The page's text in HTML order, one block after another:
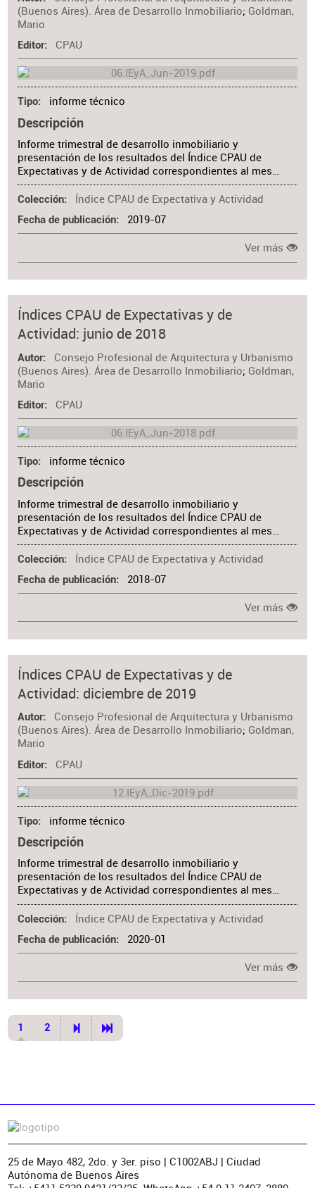
(Buenos Aires). Área de Desarrollo Inmobiliario; Goldman,
Mario
Editor CPAU
Tipo informe técnico
Descripción
Informe trimestral de desarrollo inmobiliario y
presentación de los resultados del Índice CPAU de
Expectativas y de Actividad correspondientes al mes…
Colección Índice CPAU de Expectativa y Actividad
Fecha de publicación 2019-07
Ver más
Índices CPAU de Expectativas y de
Actividad: junio de 2018
Autor
Consejo Profesional de Arquitectura y Urbanismo
(Buenos Aires). Área de Desarrollo Inmobiliario; Goldman,
Mario
Editor CPAU
Tipo informe técnico
Descripción
Informe trimestral de desarrollo inmobiliario y
presentación de los resultados del Índice CPAU de
Expectativas y de Actividad correspondientes al mes…
Colección Índice CPAU de Expectativa y Actividad
Fecha de publicación 2018-07
Ver más
Índices CPAU de Expectativas y de
Actividad: diciembre de 2019
Autor
Consejo Profesional de Arquitectura y Urbanismo
(Buenos Aires). Área de Desarrollo Inmobiliario; Goldman,
Mario
Editor CPAU
Tipo informe técnico
Descripción
Informe trimestral de desarrollo inmobiliario y
presentación de los resultados del Índice CPAU de
Expectativas y de Actividad correspondientes al mes…
Colección Índice CPAU de Expectativa y Actividad
Fecha de publicación 2020-01
Ver más
1 2
25 de Mayo 482, 2do. y 3er. piso | C1002ABJ | Ciudad
Autónoma de Buenos Aires